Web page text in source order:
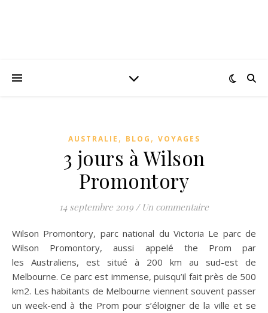
AUSTRALIE , BLOG , VOYAGES
3 jours à Wilson
Promontory
14 septembre 2019 / Un commentaire
Wilson Promontory, parc national du Victoria Le parc de
Wilson Promontory, aussi appelé the Prom par
les Australiens, est situé à 200 km au sud-est de
Melbourne. Ce parc est immense, puisqu’il fait près de 500
km2. Les habitants de Melbourne viennent souvent passer
un week-end à the Prom pour s’éloigner de la ville et se